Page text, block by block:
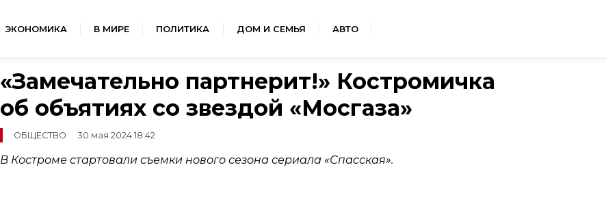
ЭКОНОМИКА В МИРЕ ПОЛИТИКА ДОМ И СЕМЬЯ АВТО
«Замечательно партнерит!» Костромичка
об объятиях со звездой «Мосгаза»
ОБЩЕСТВО 30 мая 2024 18:42
В Костроме стартовали съемки нового сезона сериала «Спасская».